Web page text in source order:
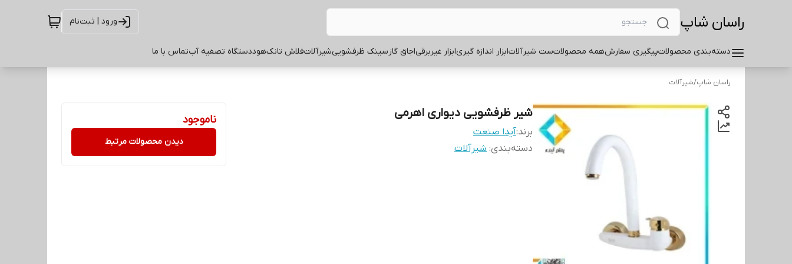
راسان شاپ ورود | ثبت‌نام
دسته‌بندی محصولاتپیگیری سفارشهمه محصولاتست شیرآلاتابزار اندازه گیریابزار غیربرقیاجاق گازسینک ظرفشوییشیرآلاتفلاش تانکهوددستگاه تصفیه آبتماس با ما
راسان شاپ/شیرآلات
شیر ظرفشویی دیواری اهرمی
برند:آیدا صنعت
دسته‌بندی: شیرآلات
ناموجود
دیدن محصولات مرتبط